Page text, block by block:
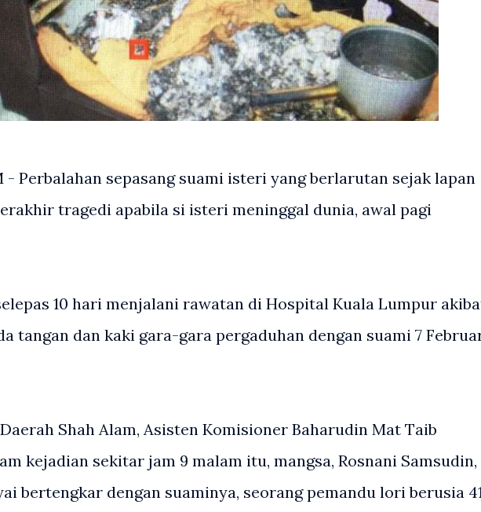
- Perbalahan sepasang suami isteri yang berlarutan sejak lapan
tragedi apabila si isteri meninggal dunia, awal pagi
10 hari menjalani rawatan di Hospital Kuala Lumpur
tangan dan kaki gara-gara pergaduhan dengan suami 7
Shah Alam, Asisten Komisioner Baharudin Mat Taib
kejadian sekitar jam 9 malam itu, mangsa, Rosnani Samsudin,
bertengkar dengan suaminya, seorang pemandu lori berusia